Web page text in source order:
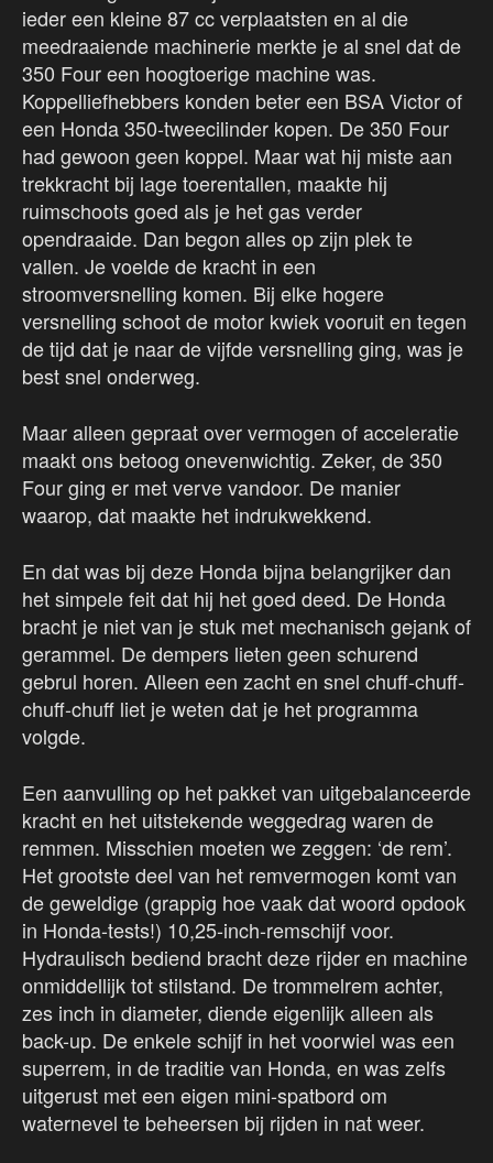
ieder een kleine 87 cc verplaatsten en al die
meedraaiende machinerie merkte je al snel dat de
350 Four een hoogtoerige machine was.
Koppelliefhebbers konden beter een BSA Victor of
een Honda 350-tweecilinder kopen. De 350 Four
had gewoon geen koppel. Maar wat hij miste aan
trekkracht bij lage toerentallen, maakte hij
ruimschoots goed als je het gas verder
opendraaide. Dan begon alles op zijn plek te
vallen. Je voelde de kracht in een
stroomversnelling komen. Bij elke hogere
versnelling schoot de motor kwiek vooruit en tegen
de tijd dat je naar de vijfde versnelling ging, was je
best snel onderweg.
Maar alleen gepraat over vermogen of acceleratie
maakt ons betoog onevenwichtig. Zeker, de 350
Four ging er met verve vandoor. De manier
waarop, dat maakte het indrukwekkend.
En dat was bij deze Honda bijna belangrijker dan
het simpele feit dat hij het goed deed. De Honda
bracht je niet van je stuk met mechanisch gejank of
gerammel. De dempers lieten geen schurend
gebrul horen. Alleen een zacht en snel chuff-chuff-
chuff-chuff liet je weten dat je het programma
volgde.
Een aanvulling op het pakket van uitgebalanceerde
kracht en het uitstekende weggedrag waren de
remmen. Misschien moeten we zeggen: ‘de rem’.
Het grootste deel van het remvermogen komt van
de geweldige (grappig hoe vaak dat woord opdook
in Honda-tests!) 10,25-inch-remschijf voor.
Hydraulisch bediend bracht deze rijder en machine
onmiddellijk tot stilstand. De trommelrem achter,
zes inch in diameter, diende eigenlijk alleen als
back-up. De enkele schijf in het voorwiel was een
superrem, in de traditie van Honda, en was zelfs
uitgerust met een eigen mini-spatbord om
waternevel te beheersen bij rijden in nat weer.